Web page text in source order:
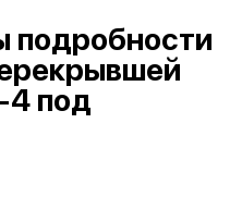
подробности
под